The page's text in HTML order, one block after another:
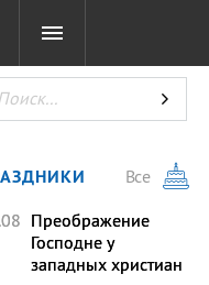
Все
Преображение
Господне у
западных христиан